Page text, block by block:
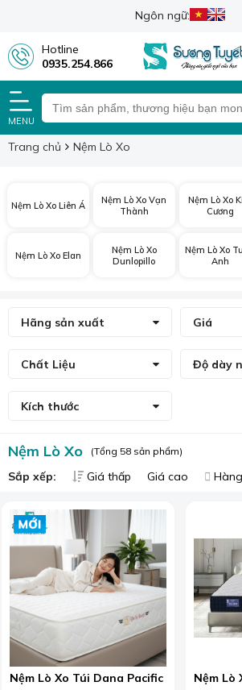
Ngôn ngữ:
Hotline
0935.254.866
MENU
Trang chủ Nệm Lò Xo
Nệm Lò Xo Liên Á
Nệm Lò Xo Vạn
Thành
Nệm Lò Xo
Cương
Nệm Lò Xo Elan
Nệm Lò Xo
Dunlopillo
Nệm Lò Xo
Anh
Hãng sản xuất Giá
Chất Liệu Độ dày
Kích thước
Nệm Lò Xo (Tổng 58 sản phẩm)
Sắp xếp: Giá thấp Giá cao
Nệm Lò Xo Túi Dana Pacific Nệm Lò